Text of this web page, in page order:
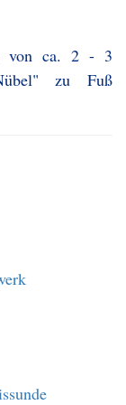
von ca. 2 - 3
zu Fuß